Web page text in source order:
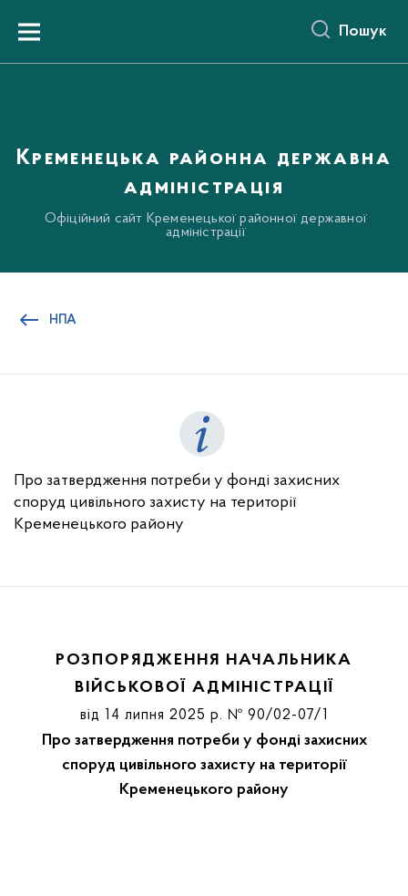
вмістуMenu Пошук
Кременецька районна державна
адміністрація
Офіційний сайт Кременецької районної державної
адміністрації
НПА
Про затвердження потреби у фонді захисних
споруд цивільного захисту на території
Кременецького району
РОЗПОРЯДЖЕННЯ НАЧАЛЬНИКА
ВІЙСЬКОВОЇ АДМІНІСТРАЦІЇ
від 14 липня 2025 р. № 90/02-07/1
Про затвердження потреби у фонді захисних
споруд цивільного захисту на території
Кременецького району